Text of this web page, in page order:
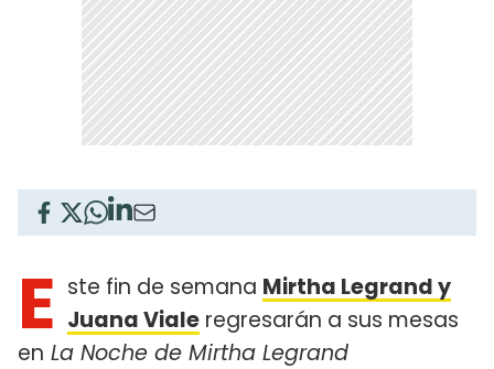
E ste fin de semana Mirtha Legrand y
Juana Viale regresarán a sus mesas
en La Noche de Mirtha Legrand